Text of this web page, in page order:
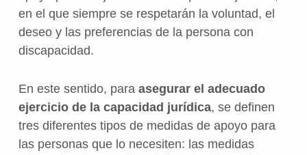
en el que siempre se respetarán la voluntad, el
deseo y las preferencias de la persona con
discapacidad.
En este sentido, para asegurar el adecuado
ejercicio de la capacidad jurídica, se definen
tres diferentes tipos de medidas de apoyo para
las personas que lo necesiten: las medidas